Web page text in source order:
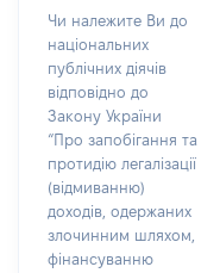
Чи належите Ви до
національних
публічних діячів
відповідно до
Закону України
“Про запобігання та
протидію легалізації
(відмиванню)
доходів, одержаних
злочинним шляхом,
фінансуванню